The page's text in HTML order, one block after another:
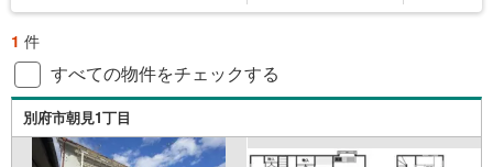
1 件
すべての物件をチェックする
別府市朝見1丁目